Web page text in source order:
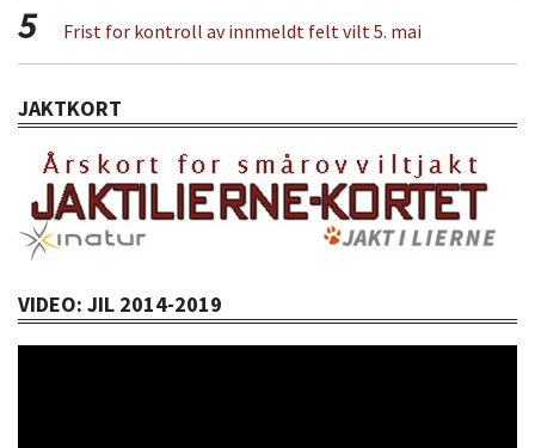
5 Frist for kontroll av innmeldt felt vilt 5. mai
JAKTKORT
VIDEO: JIL 2014-2019